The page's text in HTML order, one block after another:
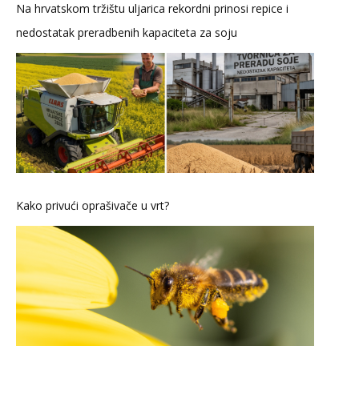
Na hrvatskom tržištu uljarica rekordni prinosi repice i
nedostatak preradbenih kapaciteta za soju
Kako privući oprašivače u vrt?